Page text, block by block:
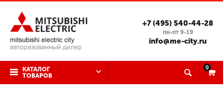
+7 (495) 540-44-28
пн-пт 9-19
info@me-city.ru
КАТАЛОГ
ТОВАРОВ
0